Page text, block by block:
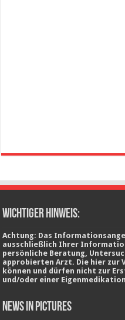
wichtiger Hinweis:
Achtung: Das
ausschließlich Ihrer
persönliche Beratung,
approbierten Arzt. Die hier
können und dürfen nicht zur
und/oder einer
News in Pictures